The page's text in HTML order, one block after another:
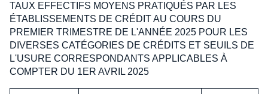
TAUX EFFECTIFS MOYENS PRATIQUÉS PAR LES
ÉTABLISSEMENTS DE CRÉDIT AU COURS DU
PREMIER TRIMESTRE DE L'ANNÉE 2025 POUR LES
DIVERSES CATÉGORIES DE CRÉDITS ET SEUILS DE
L'USURE CORRESPONDANTS APPLICABLES À
COMPTER DU 1ER AVRIL 2025